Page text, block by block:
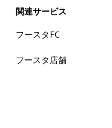
関連サービス
フースタFC
フースタ店舗